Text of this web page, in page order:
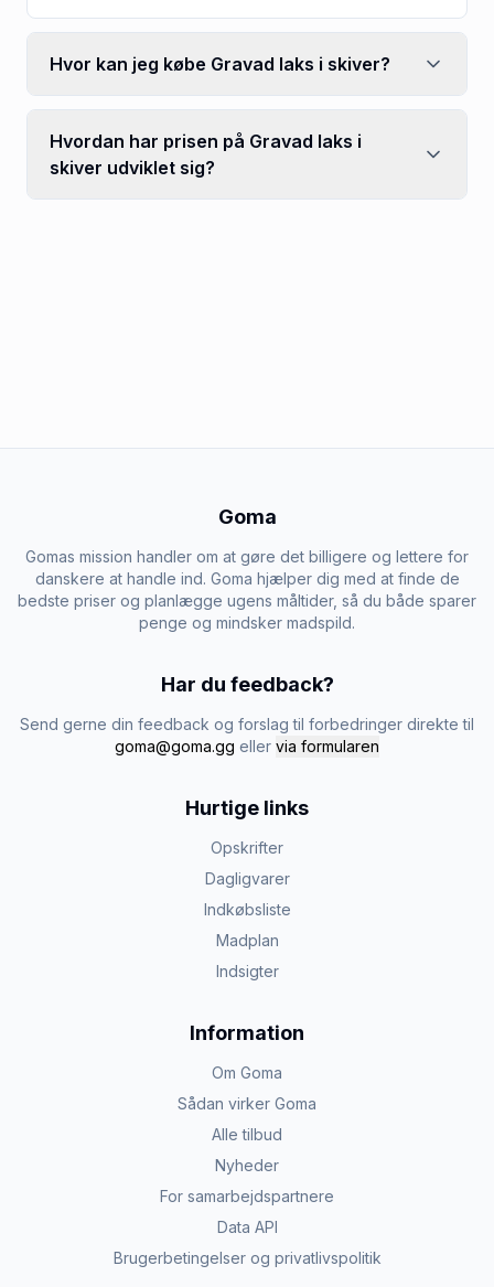
Hvor kan jeg købe Gravad laks i skiver?
Hvordan har prisen på Gravad laks i
skiver udviklet sig?
Goma
Gomas mission handler om at gøre det billigere og lettere for
danskere at handle ind. Goma hjælper dig med at finde de
bedste priser og planlægge ugens måltider, så du både sparer
penge og mindsker madspild.
Har du feedback?
Send gerne din feedback og forslag til forbedringer direkte til
goma@goma.gg eller via formularen
Hurtige links
Opskrifter
Dagligvarer
Indkøbsliste
Madplan
Indsigter
Information
Om Goma
Sådan virker Goma
Alle tilbud
Nyheder
For samarbejdspartnere
Data API
Brugerbetingelser og privatlivspolitik